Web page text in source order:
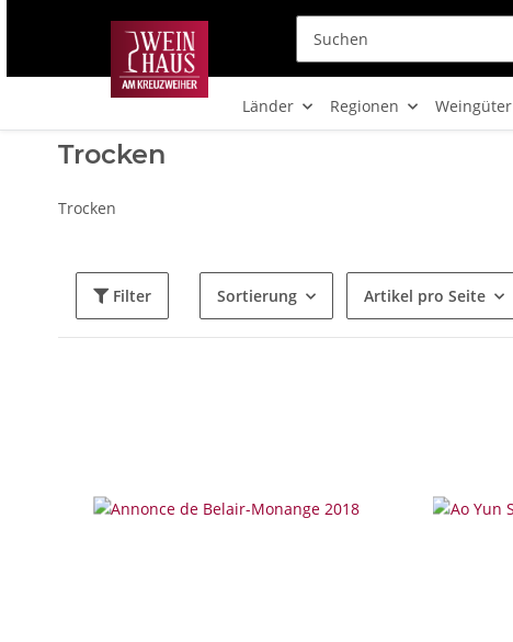
Länder Regionen Weingüter
Trocken
Trocken
Filter Sortierung Artikel pro Seite